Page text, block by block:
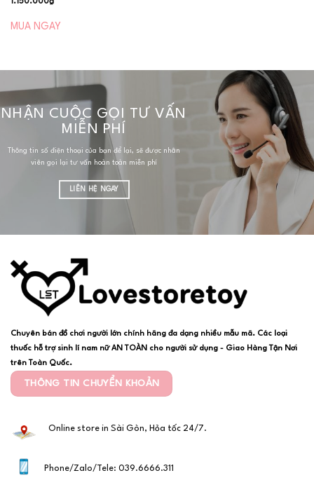
MUA NGAY
NHẬN CUỘC GỌI TƯ VẤN
MIỄN PHÍ
Thông tin số điện thoại của bạn để lại, sẽ được nhân
viên gọi lại tư vấn hoàn toàn miễn phí
LIÊN HỆ NGAY
Chuyên bán đồ chơi người lớn chính hãng đa dạng nhiều mẫu mã. Các loại
thuốc hỗ trợ sinh lí nam nữ AN TOÀN cho người sử dụng - Giao Hàng Tận Nơi
trên Toàn Quốc.
THÔNG TIN CHUYỂN KHOẢN
Online store in Sài Gòn, Hỏa tốc 24/7.
Phone/Zalo/Tele: 039.6666.311